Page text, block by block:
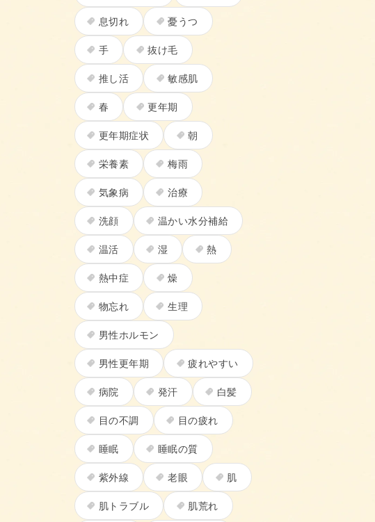
息切れ 憂うつ
手 抜け毛
推し活 敏感肌
春 更年期
更年期症状 朝
栄養素 梅雨
気象病 治療
洗顔 温かい水分補給
温活 湿 熱
熱中症 燥
物忘れ 生理
男性ホルモン
男性更年期 疲れやすい
病院 発汗 白髪
目の不調 目の疲れ
睡眠 睡眠の質
紫外線 老眼 肌
肌トラブル 肌荒れ